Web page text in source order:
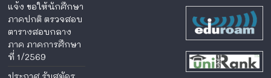
แจ้ง ขอให้นักศึกษา
ภาคปกติ ตรวจสอบ
ตารางสอบกลาง
ภาค ภาคการศึกษา
ที่ 1/2569